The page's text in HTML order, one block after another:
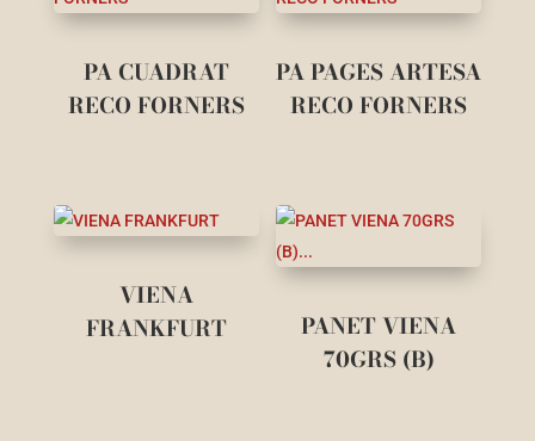
PA CUADRAT
RECO FORNERS
PA PAGES ARTESA
RECO FORNERS
VIENA
FRANKFURT
PANET VIENA
70GRS (B)